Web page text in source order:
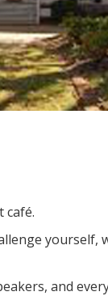
café.
yourself,
and